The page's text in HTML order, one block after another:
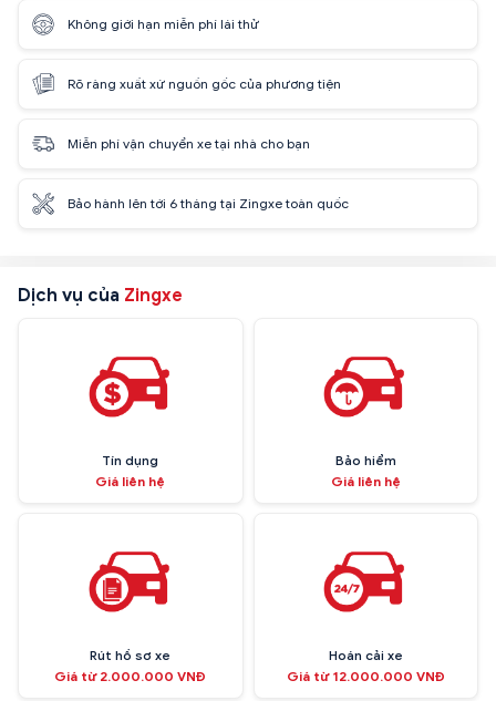
Không giới hạn miễn phí lái thử
Rõ ràng xuất xứ nguồn gốc của phương tiện
Miễn phí vận chuyển xe tại nhà cho bạn
Bảo hành lên tới 6 tháng tại Zingxe toàn quốc
Dịch vụ của Zingxe
Tín dụng
Giá liên hệ
Bảo hiểm
Giá liên hệ
Rút hồ sơ xe
Giá từ 2.000.000 VNĐ
Hoán cải xe
Giá từ 12.000.000 VNĐ